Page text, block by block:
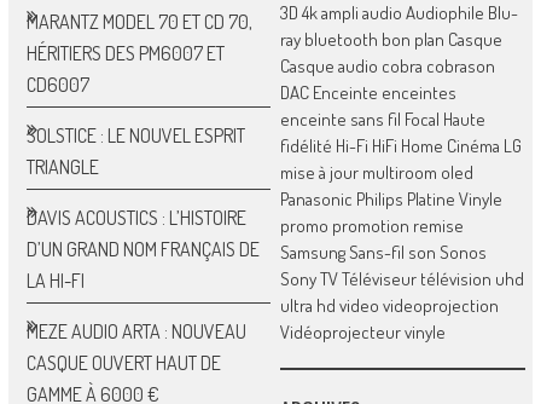
MARANTZ MODEL 70 ET CD 70,
HÉRITIERS DES PM6007 ET
CD6007
SOLSTICE : LE NOUVEL ESPRIT
TRIANGLE
DAVIS ACOUSTICS : L’HISTOIRE
D’UN GRAND NOM FRANÇAIS DE
LA HI-FI
MEZE AUDIO ARTA : NOUVEAU
CASQUE OUVERT HAUT DE
GAMME À 6000 €
3D 4kampli audio Audiophile Blu-
ray bluetooth bon plan Casque
Casque audio cobra cobrason
DAC Enceinte enceintes
enceinte sans fil Focal Haute
fidélité Hi-Fi HiFi Home Cinéma LG
mise à jour multiroom oled
Panasonic Philips Platine Vinyle
promo promotion remise
SamsungSans-fil son Sonos
SonyTVTéléviseur télévision uhd
ultra hd video videoprojection
Vidéoprojecteurvinyle